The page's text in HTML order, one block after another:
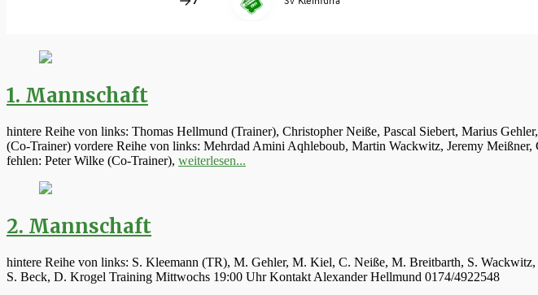
1. Mannschaft
hintere Reihe von links: Thomas Hellmund (Trainer), Christopher Neiße, Pascal Siebert, Marius
(Co-Trainer) vordere Reihe von links: Mehrdad Amini Aqhleboub, Martin Wackwitz, Jeremy
fehlen: Peter Wilke (Co-Trainer), weiterlesen...
2. Mannschaft
hintere Reihe von links: S. Kleemann (TR), M. Gehler, M. Kiel, C. Neiße, M. Breitbarth, S.
S. Beck, D. Krogel Training Mittwochs 19:00 Uhr Kontakt Alexander Hellmund 0174/4922548